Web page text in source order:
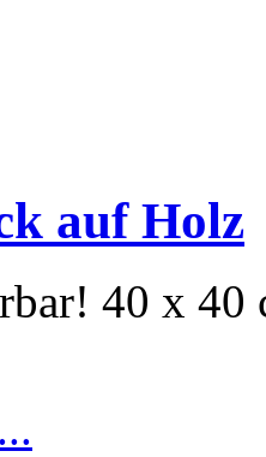
auf Holz
40 x 40